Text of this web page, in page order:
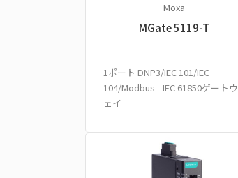
Moxa
MGate 5119-T
1ポート DNP3/IEC 101/IEC
104/Modbus - IEC 61850ゲートウ
ェイ